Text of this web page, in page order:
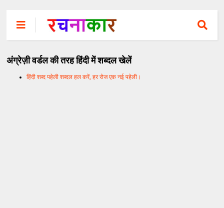
अंग्रेज़ी वर्डल की तरह हिंदी में शब्दल खेलें
हिंदी शब्द पहेली शब्दल हल करें, हर रोज एक नई पहेली।